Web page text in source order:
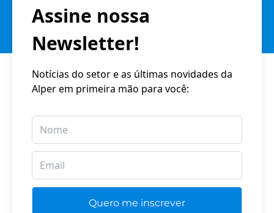
Assine nossa
Newsletter!
Notícias do setor e as últimas novidades da
Alper em primeira mão para você: